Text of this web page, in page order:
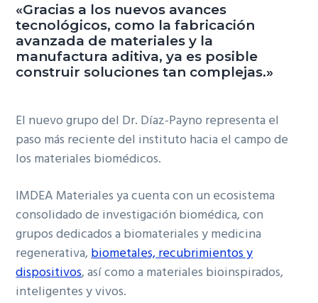
«Gracias a los nuevos avances
tecnológicos, como la fabricación
avanzada de materiales y la
manufactura aditiva, ya es posible
construir soluciones tan complejas.»
El nuevo grupo del Dr. Díaz-Payno representa el
paso más reciente del instituto hacia el campo de
los materiales biomédicos.
IMDEA Materiales ya cuenta con un ecosistema
consolidado de investigación biomédica, con
grupos dedicados a biomateriales y medicina
regenerativa,biometales, recubrimientos y
dispositivos, así como a materiales bioinspirados,
inteligentes y vivos.